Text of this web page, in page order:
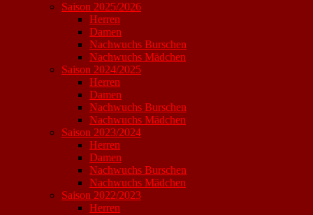
Saison 2025/2026
Herren
Damen
Nachwuchs Burschen
Nachwuchs Mädchen
Saison 2024/2025
Herren
Damen
Nachwuchs Burschen
Nachwuchs Mädchen
Saison 2023/2024
Herren
Damen
Nachwuchs Burschen
Nachwuchs Mädchen
Saison 2022/2023
Herren